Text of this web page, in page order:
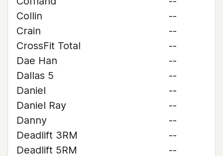
Collin
--
Crain
--
CrossFit Total
--
Dae Han
--
Dallas 5
--
Daniel
--
Daniel Ray
--
Danny
--
Deadlift 3RM
--
Deadlift 5RM
--